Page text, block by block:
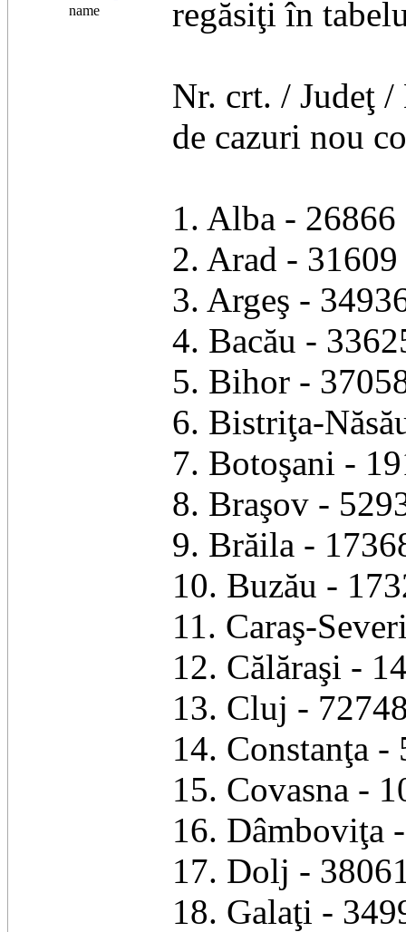
name
regăsiţi în
Nr. crt. / Judeţ
de cazuri nou
1. Alba -
2. Arad -
3. Argeş -
4. Bacău -
5. Bihor -
6. Bistriţa-
7. Botoşani -
8. Braşov -
9. Brăila -
10. Buzău -
11. Caraş-
12. Călăraşi -
13. Cluj -
14. Constanţa
15. Covasna -
16. Dâmboviţa
17. Dolj -
18. Galaţi -